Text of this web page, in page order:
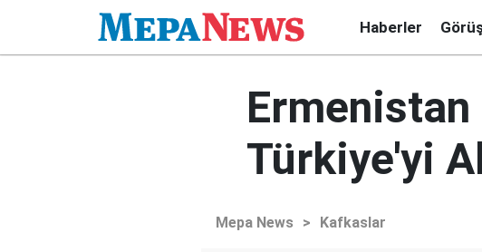
Haberler
Ermenistan
Türkiye'yi
Mepa News > Kafkaslar